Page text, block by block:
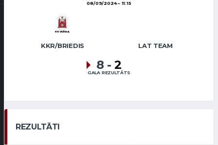
08/09/2024 11:15
KKR/BRIEDIS LAT TEAM
8 - 2
GALA REZULTĀTS
REZULTĀTI